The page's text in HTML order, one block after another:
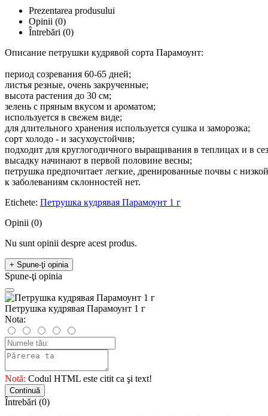
Prezentarea produsului
Opinii (0)
Întrebări (0)
Описание петрушки кудрявой сорта Парамоунт:
период созревания 60-65 дней;
листья резные, очень закрученные;
высота растения до 30 см;
зелень с пряным вкусом и ароматом;
используется в свежем виде;
для длительного хранения используется сушка и заморозка;
сорт холодо - и засухоустойчив;
подходит для круглогодичного выращивания в теплицах и в
высадку начинают в первой половине весны;
петрушка предпочитает легкие, дренированные почвы с
к заболеваниям склонностей нет.
Etichete: Петрушка кудрявая Парамоунт 1 г
Opinii (0)
Nu sunt opinii despre acest produs.
+ Spune-ţi opinia
Spune-ţi opinia
Петрушка кудрявая Парамоунт 1 г
Nota:
Notă: Codul HTML este citit ca şi text!
Continuă
Întrebări (0)